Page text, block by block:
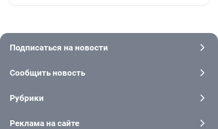
Подписаться на новости
Сообщить новость
Рубрики
Реклама на сайте